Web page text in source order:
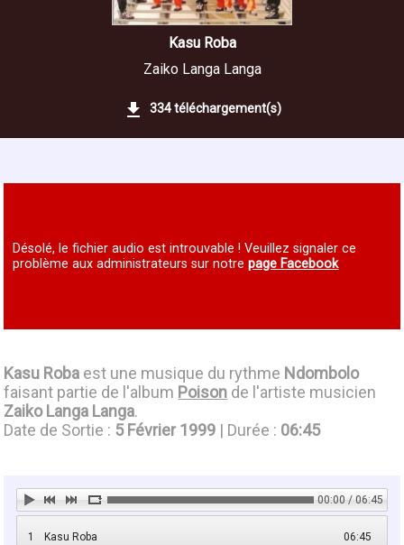
Kasu Roba
Zaiko Langa Langa
334 téléchargement(s)
Désolé, le fichier audio est introuvable ! Veuillez signaler ce
problème aux administrateurs sur notrepage Facebook
Kasu Roba est une musique du rythme Ndombolo
faisant partie de l'album Poison de l'artiste musicien
Zaiko Langa Langa.
Date de Sortie : 5 Février 1999 | Durée : 06:45
00:00 / 06:45
1 06:45
Kasu Roba